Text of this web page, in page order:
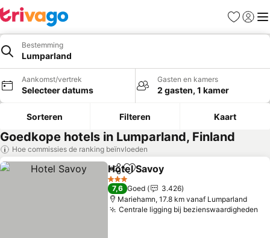
Favorieten
Bestemming
Lumparland
Aankomst/vertrek
Selecteer datums
Gasten en kamers
2 gasten, 1 kamer
Sorteren Filteren Kaart
Goedkope hotels in Lumparland, Finland
Hoe commissies de ranking beïnvloeden
DelenToevoegen aan favorieten
Hotel Savoy
3 Sterren
7,6 Goed
3.426
Mariehamn, 17.8 km vanaf Lumparland
Centrale ligging bij bezienswaardigheden